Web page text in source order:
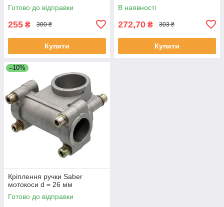
Готово до відправки
255 ₴ 300 ₴
Купити
В наявності
272,70 ₴ 303 ₴
Купити
–10%
Кріплення ручки Saber
мотокоси d = 26 мм
Готово до відправки